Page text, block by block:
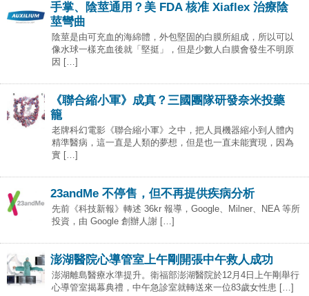
手掌、陰莖通用？美 FDA 核准 Xiaflex 治療陰
莖彎曲
陰莖是由可充血的海綿體，外包堅固的白膜所組成，所以可以
像水球一樣充血後就「堅挺」，但是少數人白膜會發生不明原
因 […]
《聯合縮小軍》成真？三國團隊研發奈米投藥
籠
老牌科幻電影《聯合縮小軍》之中，把人員機器縮小到人體內
精準醫病，這一直是人類的夢想，但是也一直未能實現，因為
實 […]
23andMe 不停售，但不再提供疾病分析
先前《科技新報》轉述 36kr 報導，Google、Milner、NEA 等所
投資，由 Google 創辦人謝 […]
澎湖醫院心導管室上午剛開張中午救人成功
澎湖離島醫療水準提升。衛福部澎湖醫院於12月4日上午剛舉行
心導管室揭幕典禮，中午急診室就轉送來一位83歲女性患 […]